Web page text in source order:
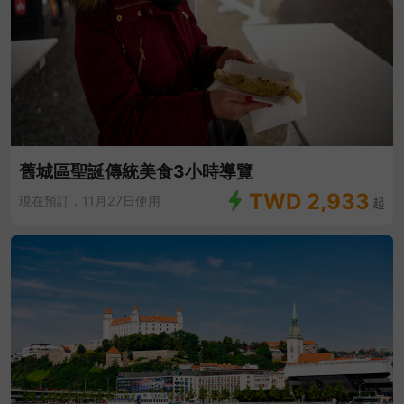
舊城區聖誕傳統美食3小時導覽
現在預訂，11月27日使用 TWD 2,933 起